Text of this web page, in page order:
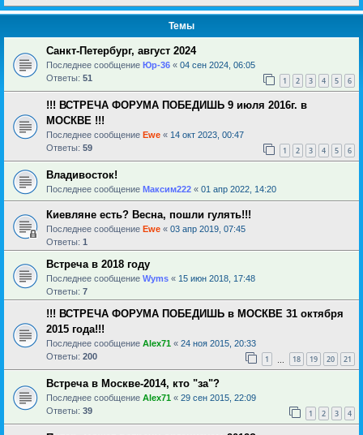
Темы
Санкт-Петербург, август 2024
Последнее сообщение Юр-36 « 04 сен 2024, 06:05
Ответы: 51 1 2 3 4 5 6
!!! ВСТРЕЧА ФОРУМА ПОБЕДИШЬ 9 июля 2016г. в
МОСКВЕ !!!
Последнее сообщение Ewe « 14 окт 2023, 00:47
Ответы: 59 1 2 3 4 5 6
Владивосток!
Последнее сообщение Максим222 « 01 апр 2022, 14:20
Киевляне есть? Весна, пошли гулять!!!
Последнее сообщение Ewe « 03 апр 2019, 07:45
Ответы: 1
Встреча в 2018 году
Последнее сообщение Wyms « 15 июн 2018, 17:48
Ответы: 7
!!! ВСТРЕЧА ФОРУМА ПОБЕДИШЬ в МОСКВЕ 31 октября
2015 года!!!
Последнее сообщение Alex71 « 24 ноя 2015, 20:33
Ответы: 200 1 18 19 20 21
Встреча в Москве-2014, кто "за"?
Последнее сообщение Alex71 « 29 сен 2015, 22:09
Ответы: 39 1 2 3 4